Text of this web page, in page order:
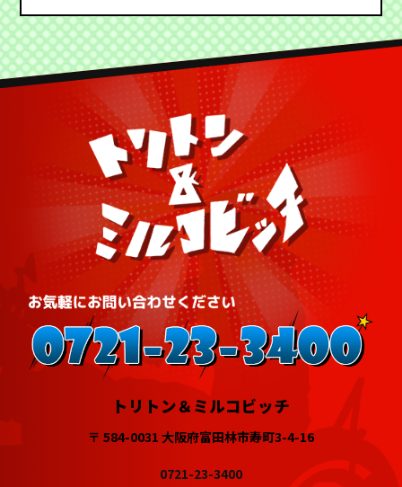
トリトン＆ミルコビッチ
〒 584-0031 大阪府富田林市寿町3-4-16
0721-23-3400